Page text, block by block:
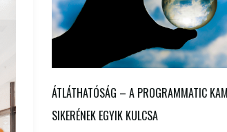
ÁTLÁTHATÓSÁG – A PROGRAMMATIC
SIKERÉNEK EGYIK KULCSA